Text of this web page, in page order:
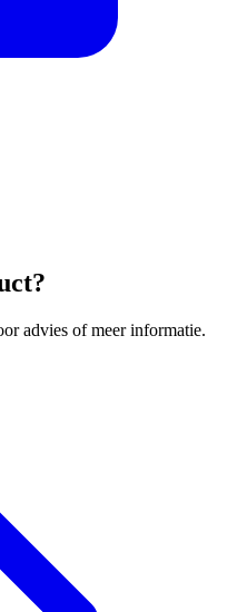
advies of meer informatie.